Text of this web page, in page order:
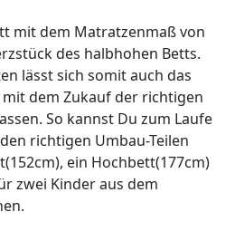
mit dem Matratzenmaß von
des halbhohen Betts.
lässt sich somit auch das
dem Zukauf der richtigen
So kannst Du zum Laufe
richtigen Umbau-Teilen
ein Hochbett(177cm)
zwei Kinder aus dem